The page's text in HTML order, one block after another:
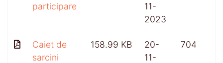
participare
11-
2023
Caiet de
sarcini
158.99 KB
20-
11-
704